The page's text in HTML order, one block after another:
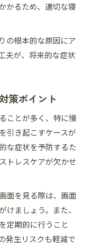
かるため、適切な寝
の根本的な原因にア
夫が、将来的な症状
策ポイント
ことが多く、特に慢
引き起こすケースが
な症状を予防するた
トレスケアが欠かせ
面を見る際は、画面
けましょう。また、
定期的に行うこと
発生リスクも軽減で